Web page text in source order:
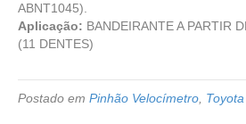
ABNT1045).
Aplicação: BANDEIRANTE A PARTIR
(11 DENTES)
Postado em Pinhão Velocímetro